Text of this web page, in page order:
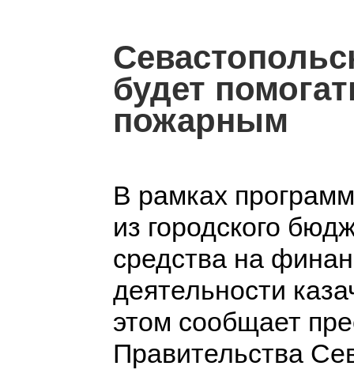
будет
пожарным
В рамках
из городского
средства на
деятельности
этом сообщает
Правительства